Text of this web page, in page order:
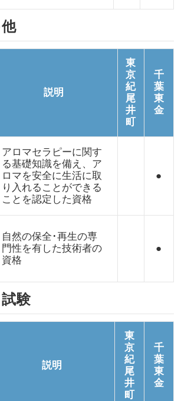
説明
東
京
紀
尾
井
町
千
葉
東
金
アロマセラピーに関す
る基礎知識を備え、ア
ロマを安全に生活に取
り入れることができる
ことを認定した資格
●
自然の保全･再生の専
門性を有した技術者の
資格
●
験
説明
東
京
紀
尾
井
町
千
葉
東
金